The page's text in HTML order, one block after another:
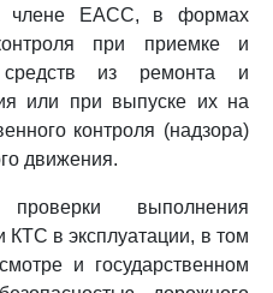
- члене ЕАСС, в формах
при приемке и
средств из ремонта и
или при выпуске их на
контроля (надзора)
движения.
выполнения
КТС в эксплуатации, в том
и государственном